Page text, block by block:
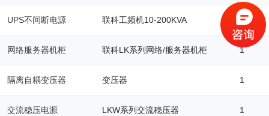
UPS不间断电源 联科工频机10-200KVA 5
网络服务器机柜 联科LK系列网络/服务器机柜 1
隔离自耦变压器 变压器 1
交流稳压电源 LKW系列交流稳压器 1